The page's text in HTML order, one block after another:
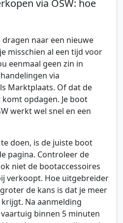
via OSW: hoe
naar een nieuwe
misschien al een tijd voor
eenmaal geen zin in
via
Marktplaats. Of dat de
opdagen. Je boot
werkt wel snel en een
doen, is de juiste boot
pagina. Controleer de
niet de bootaccessoires
verkoopt. Hoe uitgebreider
de kans is dat je meer
Na aanmelding
binnen 5 minuten